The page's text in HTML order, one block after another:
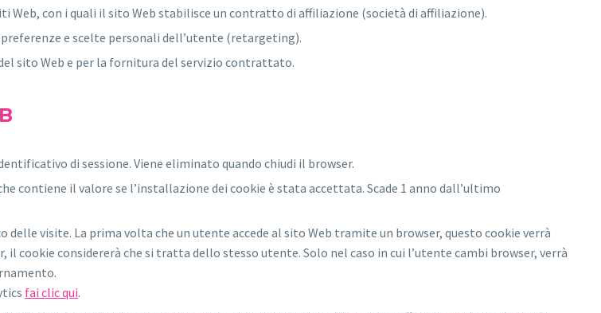
con i quali il sito Web stabilisce un contratto di affiliazione (società di affiliazione).
e scelte personali dell’utente (retargeting).
sito Web e per la fornitura del servizio contrattato.
di sessione. Viene eliminato quando chiudi il browser.
contiene il valore se l’installazione dei cookie è stata accettata. Scade 1 anno dall’ultimo
visite. La prima volta che un utente accede al sito Web tramite un browser, questo cookie verrà
cookie considererà che si tratta dello stesso utente. Solo nel caso in cui l’utente cambi browser, verrà
fai clic qui.